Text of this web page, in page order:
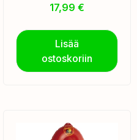
17,99 €
Lisää
ostoskoriin